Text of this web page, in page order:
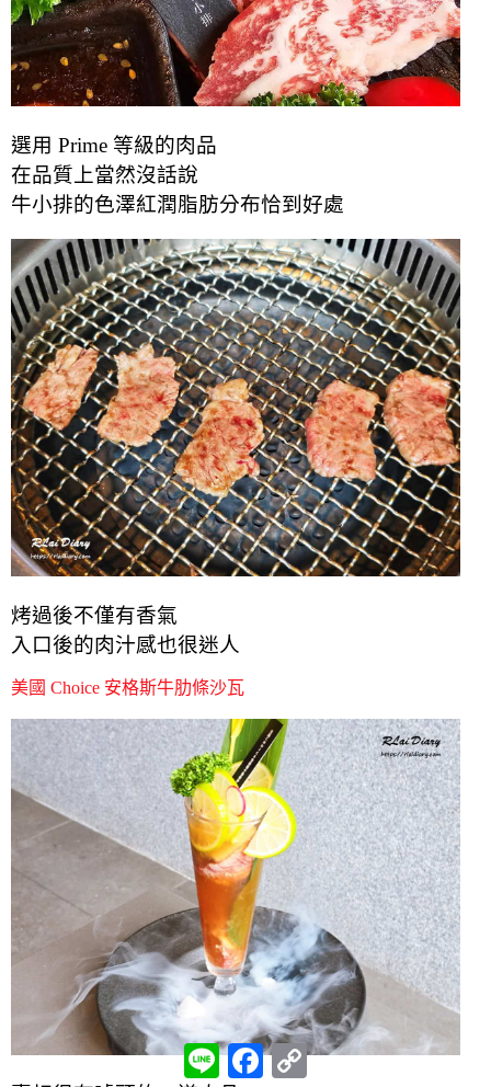
選用 Prime 等級的肉品
在品質上當然沒話說
牛小排的色澤紅潤脂肪分布恰到好處
烤過後不僅有香氣
入口後的肉汁感也很迷人
美國 Choice 安格斯牛肋條沙瓦
L
F
C